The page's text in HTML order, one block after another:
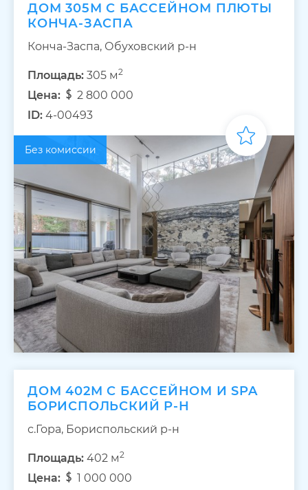
ДОМ 305М С БАССЕЙНОМ ПЛЮТЫ
КОНЧА-ЗАСПА
Конча-Заспа, Обуховский р-н
Площадь: 305 м2
Цена:
2 800 000
ID: 4-00493
Без комиссии
ДОМ 402М С БАССЕЙНОМ И SPA
БОРИСПОЛЬСКИЙ Р-Н
с.Гора, Бориспольский р-н
Площадь: 402 м2
Цена:
1 000 000